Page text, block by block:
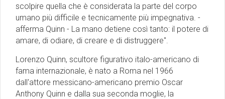
scolpire quella che è considerata la parte del corpo
umano più difficile e tecnicamente più impegnativa. -
afferma Quinn - La mano detiene così tanto: il potere di
amare, di odiare, di creare e di distruggere".
Lorenzo Quinn, scultore figurativo italo-americano di
fama internazionale, è nato a Roma nel 1966
dall'attore messicano-americano premio Oscar
Anthony Quinn e dalla sua seconda moglie, la